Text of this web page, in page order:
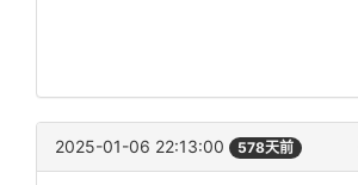
2025-01-06 22:13:00 578天前